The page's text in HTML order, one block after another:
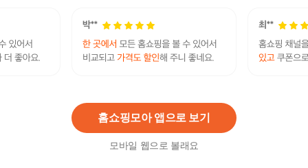
홈쇼핑모아 앱으로 보기
모바일 웹으로 볼래요
허닭 볶음밥 도시락 250g 6종 18팩272711, 볶음밥